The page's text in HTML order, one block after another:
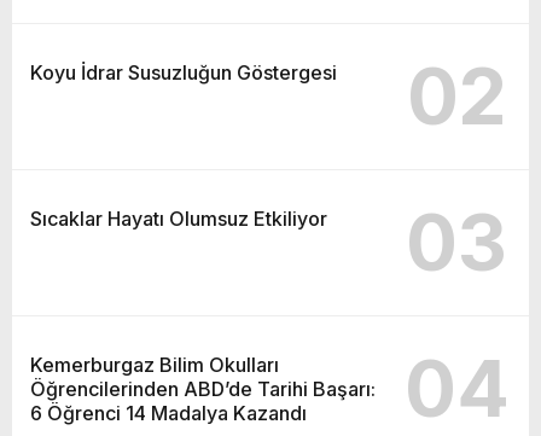
Koyu İdrar Susuzluğun Göstergesi 02
Sıcaklar Hayatı Olumsuz Etkiliyor 03
Kemerburgaz Bilim Okulları
Öğrencilerinden ABD’de Tarihi Başarı:
6 Öğrenci 14 Madalya Kazandı
04